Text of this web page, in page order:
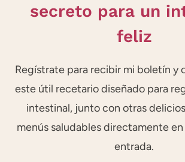
secreto para un
feliz
Regístrate para recibir mi boletín y
este útil recetario diseñado para
intestinal, junto con otras
menús saludables directamente
entrada.